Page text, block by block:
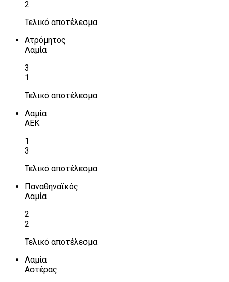
2
Τελικό αποτέλεσμα
Ατρόμητος
Λαμία
3
1
Τελικό αποτέλεσμα
Λαμία
ΑΕΚ
1
3
Τελικό αποτέλεσμα
Παναθηναϊκός
Λαμία
2
2
Τελικό αποτέλεσμα
Λαμία
Αστέρας